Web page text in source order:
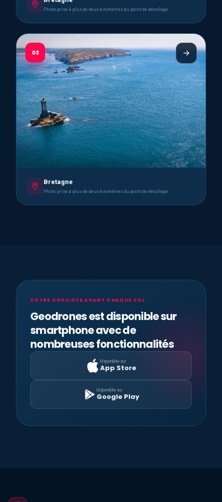
Photo prise à plus de deux kilomètres du point de décollage
03
Bretagne
Photo prise à plus de deux kilomètres du point de décollage
VOTRE COPILOTE AVANT CHAQUE VOL
Geodrones est disponible sur
smartphone avec de
nombreuses fonctionnalités
Disponible sur
App Store
Disponible sur
Google Play